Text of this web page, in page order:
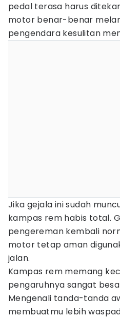
pedal terasa harus
motor benar-benar
pengendara kesulitan
Jika gejala ini sudah
kampas rem habis total.
pengereman kembali
motor tetap aman
jalan.
Kampas rem memang
pengaruhnya sangat
Mengenali tanda-tanda
membuatmu lebih